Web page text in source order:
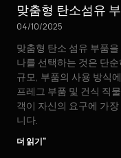
맞춤형 탄소섬유
04/10/2025
맞춤형 탄소 섬유 부품
나를 선택하는 것은 단
규모, 부품의 사용 방식
프레그 부품 및 건식 직
객이 자신의 요구에 가
니다.
더 읽기"